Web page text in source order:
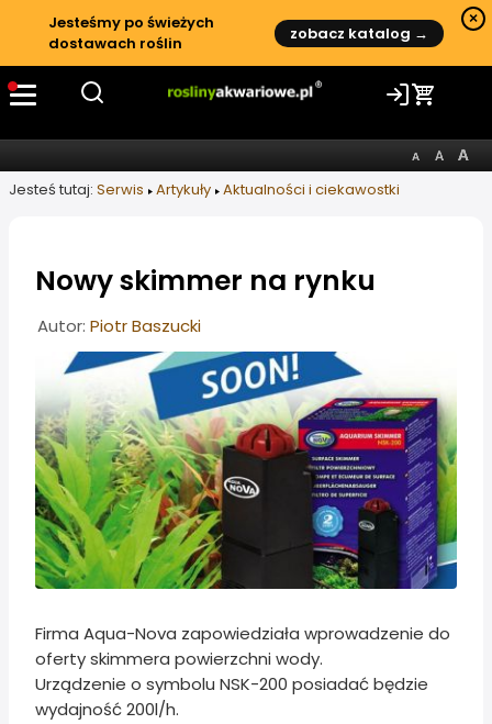
Jesteśmy po świeżych
dostawach roślin
zobacz katalog →
×
Jesteś tutaj: Serwis Artykuły Aktualności i ciekawostki
Nowy skimmer na rynku
Informacje o artykule
Autor: Piotr Baszucki
Firma Aqua-Nova zapowiedziała wprowadzenie do
oferty skimmera powierzchni wody.
Urządzenie o symbolu NSK-200 posiadać będzie
wydajność 200l/h.